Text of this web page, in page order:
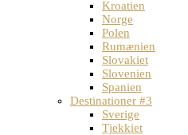
Kroatien
Norge
Polen
Rumænien
Slovakiet
Slovenien
Spanien
Destinationer #3
Sverige
Tjekkiet